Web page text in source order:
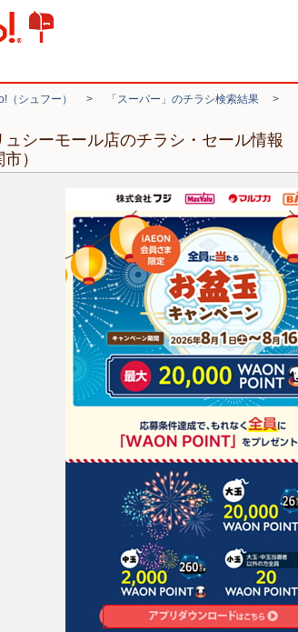
シュフー） > 「スーパー」のチラシ検索結果 >
ュシーモール店のチラシ・セール情報
）